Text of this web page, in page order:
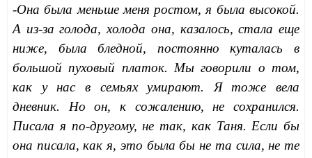
-Она была меньше меня ростом, я была высокой.
А из-за голода, холода она, казалось, стала еще
ниже, была бледной, постоянно куталась в
большой пуховый платок. Мы говорили о том,
как у нас в семьях умирают. Я тоже вела
дневник. Но он, к сожалению, не сохранился.
Писала я по-другому, не так, как Таня. Если бы
она писала, как я, это была бы не та сила, не те